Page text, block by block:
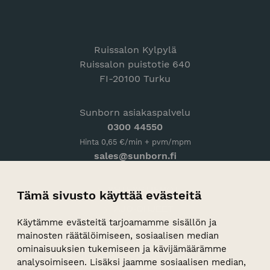
Tämä sivusto käyttää evästeitä
Käytämme evästeitä tarjoamamme sisällön ja
mainosten räätälöimiseen, sosiaalisen median
ominaisuuksien tukemiseen ja kävijämäärämme
analysoimiseen. Lisäksi jaamme sosiaalisen median,
Ruissalon Kylpylä
Ruissalon puistotie 640
FI-20100 Turku
Sunborn asiakaspalvelu
0300 44550
Hinta 0,65 €/min + pvm/mpm
sales@sunborn.fi
YHTEYSTIEDOT
PALAUTE
TIETOSUOJA
VASTUULLISUUS